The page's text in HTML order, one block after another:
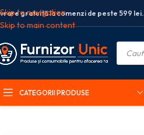
Skip to navigation
Skip to main content
gratuită la comenzi de peste 599 lei.
CATEGORII PRODUSE